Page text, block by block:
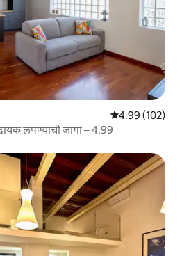
5 पैकी 4.99
4.99 (102)
लपण्याची जागा – 4.99